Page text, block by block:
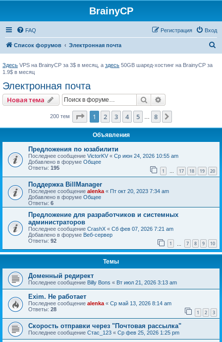
BrainyCP
FAQ Вход
Регистрация
Список форумов Электронная почта
Здесь VPS на BrainyCP за 3$ в месяц, а здесь 50GB шаред-хостинг на BrainyCP за
1.9$ в месяц
Электронная почта
Новая тема Поиск
200 тем Страница из
1 2 3 4 5 8
Объявления
Предложения по юзабилити
Последнее сообщение VictorKV « Ср июн 24, 2026 10:55 am
Добавлено в форуме Общее
Ответы: 195 1 … 17 18 19 20
Поддержка BillManager
Последнее сообщение alenka « Пт окт 20, 2023 7:34 am
Добавлено в форуме Общее
Ответы: 6
Предложение для разработчиков и системных
администраторов
Последнее сообщение CrashX « Сб фев 07, 2026 7:21 am
Добавлено в форуме Веб-сервер
Ответы: 92 1 7 8 9 10
Темы
Доменный редирект
Последнее сообщение Billy Bons « Вт июл 21, 2026 3:13 am
Exim. Не работает
Последнее сообщение alenka « Ср май 13, 2026 8:14 am
Ответы: 28 1 2 3
Скорость отправки через "Почтовая рассылка"
Последнее сообщение Стас_123 « Ср фев 25, 2026 1:25 pm